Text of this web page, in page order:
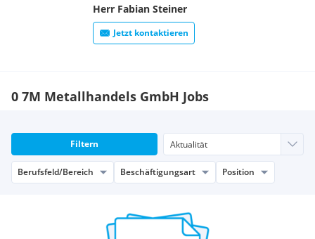
Herr Fabian Steiner
Jetzt kontaktieren
0 7M Metallhandels GmbH Jobs
Filtern
Berufsfeld/Bereich Beschäftigungsart Position